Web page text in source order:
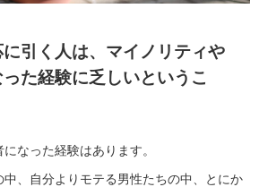
引く人は、マイノリティや
た経験に乏しいというこ
なった経験はあります。
中、自分よりモテる男性たちの中、とにか